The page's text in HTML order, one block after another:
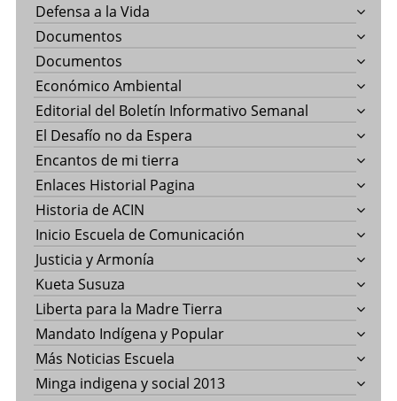
Defensa a la Vida
Documentos
Documentos
Económico Ambiental
Editorial del Boletín Informativo Semanal
El Desafío no da Espera
Encantos de mi tierra
Enlaces Historial Pagina
Historia de ACIN
Inicio Escuela de Comunicación
Justicia y Armonía
Kueta Susuza
Liberta para la Madre Tierra
Mandato Indígena y Popular
Más Noticias Escuela
Minga indigena y social 2013